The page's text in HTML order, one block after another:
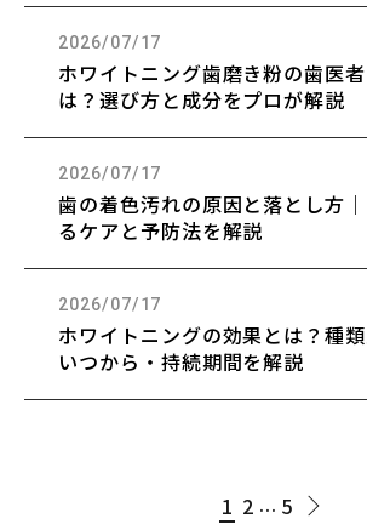
2026/07/17
ホワイトニング歯磨き粉の歯医
は？選び方と成分をプロが解説
2026/07/17
歯の着色汚れの原因と落とし方
るケアと予防法を解説
2026/07/17
ホワイトニングの効果とは？種
いつから・持続期間を解説
1 2 … 5